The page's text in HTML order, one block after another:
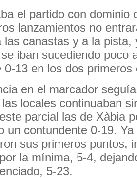
el partido con dominio
lanzamientos no
las canastas y a la
iban sucediendo poco
0-13 en los dos primeros
en el marcador
locales continuaban
parcial las de Xàbia
un contundente 0-19.
sus primeros puntos,
la mínima, 5-4,
5-23.